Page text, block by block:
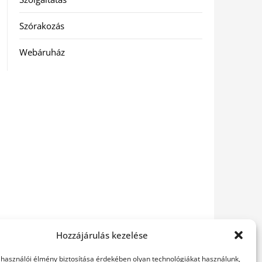
Hozzájárulás kezelése
élmény biztosítása érdekében olyan technológiákat használunk,
Szórakozás
Webáruház